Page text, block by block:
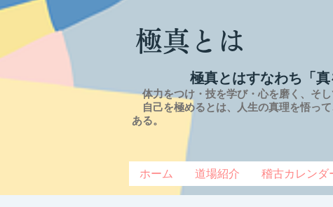
極真とは
極真とはすなわち「真
体力をつけ・技を学び・心を磨く、そし
自己を極めるとは、
人生の真理を悟っ
ある。
ホーム 道場紹介 稽古カレンダ